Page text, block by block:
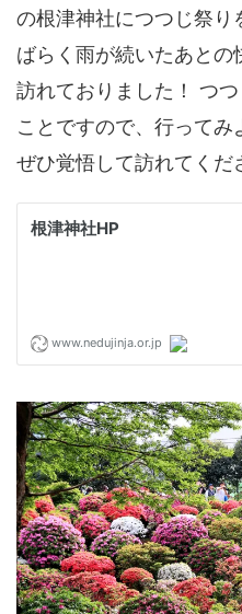
の根津神社につつじ祭り
ばらく雨が続いたあと
訪れておりました！ つ
ことですので、行って
ぜひ覚悟して訪れてくだ